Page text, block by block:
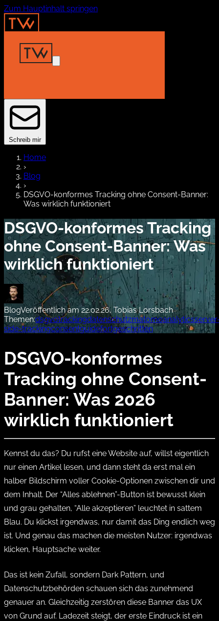
Zum Hauptinhalt springen
Home
Insights
Projekte
Schreib mir
Home
›
Blog
›
DSGVO-konformes Tracking ohne Consent-Banner:
Was wirklich funktioniert
DSGVO-konformes Tracking
ohne Consent-Banner: Was
wirklich funktioniert
BlogVeröffentlich am 22.02.26, Tobias Lorsbach
Themen:dsgvotrackingdatenschutzmatomoanalytics
side-trackingconsentguidefortgeschritten
DSGVO-konformes
Tracking ohne Consent-
Banner: Was 2026
wirklich funktioniert
Kennst du das? Du rufst eine Website auf, willst eigentlich
nur einen Artikel lesen, und dann steht da erst mal ein
halber Bildschirm voller Cookie-Optionen zwischen dir und
dem Inhalt. Der “Alles ablehnen”-Button ist bewusst klein
und grau gehalten, “Alle akzeptieren” leuchtet in sattem
Blau. Du klickst irgendwas, nur damit das Ding endlich weg
ist. Und genau das machen die meisten Nutzer: irgendwas
klicken, Hauptsache weiter.
Das ist kein Zufall, sondern Dark Pattern, und
Datenschutzbehörden schauen sich das zunehmend
genauer an. Gleichzeitig zerstören diese Banner das UX
von Grund auf. Ladezeit steigt, der erste Eindruck ist ein